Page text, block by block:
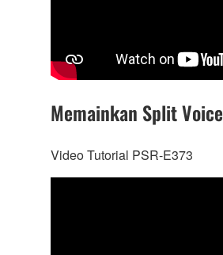
Memainkan Split Voice
Video Tutorial PSR-E373